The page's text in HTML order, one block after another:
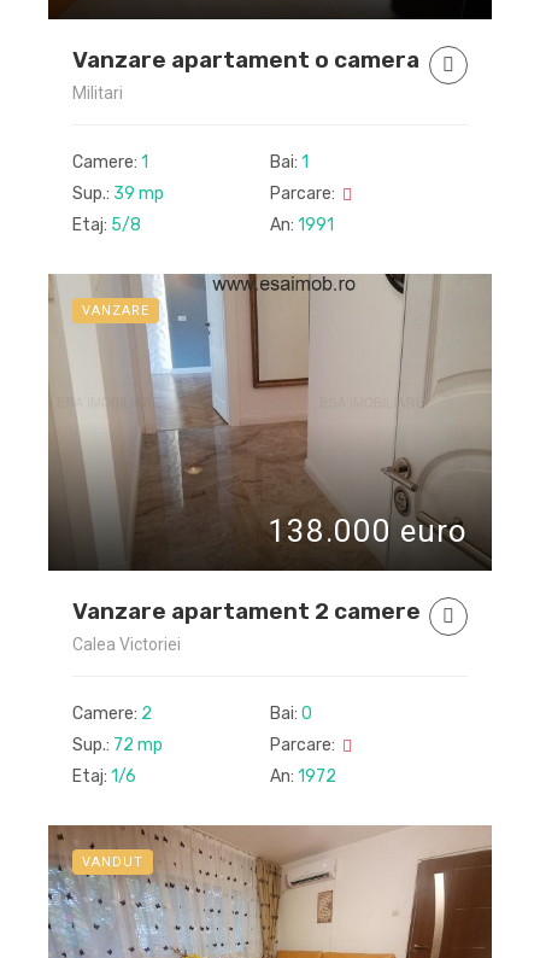
Vanzare apartament o camera
Militari
Camere: 1 Bai: 1
Sup.: 39 mp
Parcare:
Etaj: 5/8 An: 1991
VANZARE
138.000 euro
Vanzare apartament 2 camere
Calea Victoriei
Camere: 2 Bai: 0
Sup.: 72 mp
Parcare:
Etaj: 1/6 An: 1972
VANDUT